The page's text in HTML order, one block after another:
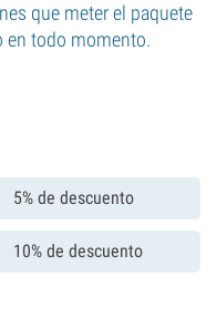
que meter el paquete
en todo momento.
5% de descuento
10% de descuento